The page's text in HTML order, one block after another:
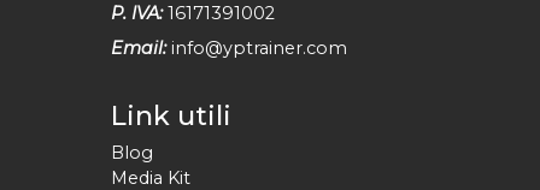
P. IVA: 16171391002
Email: info@yptrainer.com
Link utili
Blog
Media Kit